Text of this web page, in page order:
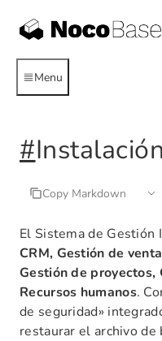
Menu
#Instalación
Copy Markdown
El Sistema de Gestión
CRM, Gestión de
Gestión de proyectos,
Recursos humanos.
de seguridad»
restaurar el archivo de